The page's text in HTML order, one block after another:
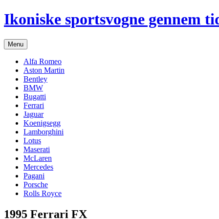
Hop
til
Ikoniske sportsvogne gennem
Menu
Alfa Romeo
Aston Martin
Bentley
BMW
Bugatti
Ferrari
Jaguar
Koenigsegg
Lamborghini
Lotus
Maserati
McLaren
Mercedes
Pagani
Porsche
Rolls Royce
1995 Ferrari FX